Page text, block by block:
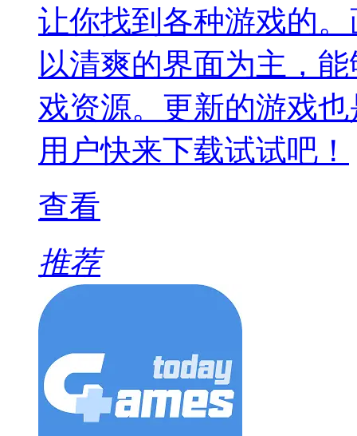
让你找到各种游戏的
以清爽的界面为主，
戏资源。更新的游戏
用户快来下载试试吧！
查看
推荐